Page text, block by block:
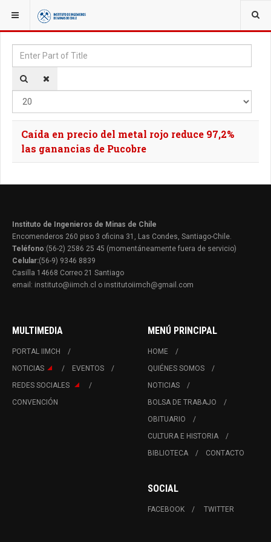
YOU ARE HERE: TAGS
Enter Part of Title
Caída en precio del metal rojo reduce 97,2%
las ganancias de Pucobre
Instituto de Ingenieros de Minas de Chile
Encomenderos 260 piso 3 oficina 31, Las Condes, Santiago-Chile.
Teléfono:(56-2) 2586 25 45 (momentáneamente fuera de servicio)
Celular:(56-9) 9346 8839
Casilla 14668 Correo 21 Santiago
email: instituto@iimch.cl o institutoiimch@gmail.com
MULTIMEDIA
PORTAL IIMCH
NOTICIAS
EVENTOS
REDES SOCIALES
CONVENCIÓN
MENÚ PRINCIPAL
HOME
QUIÉNES SOMOS
NOTICIAS
BOLSA DE TRABAJO
OBITUARIO
CULTURA E HISTORIA
BIBLIOTECA
CONTACTO
SOCIAL
FACEBOOK TWITTER